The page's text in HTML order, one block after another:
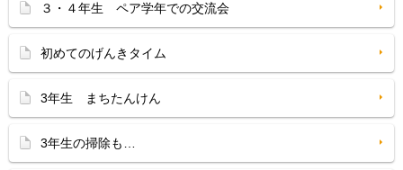
３・４年生 ペア学年での交流会
初めてのげんきタイム
3年生 まちたんけん
3年生の掃除も…